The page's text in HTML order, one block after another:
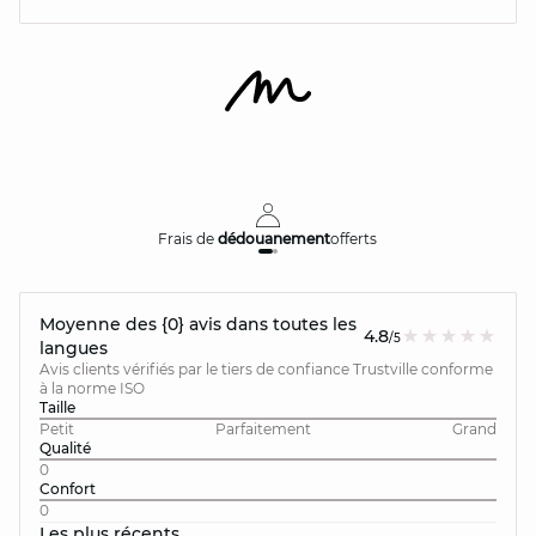
Frais dedédouanementofferts
Moyenne des {0} avis dans toutes les
langues
4.8/5
Avis clients vérifiés par le tiers de confiance Trustville conforme
à la norme ISO
Taille
Petit
Parfaitement
Grand
Qualité
0
Confort
0